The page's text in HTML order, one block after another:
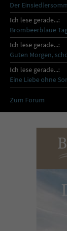
Der
Ich lese gerade...:
Brombeerblaue
Ich lese gerade...:
Guten Morgen,
Ich lese gerade...:
Eine Liebe ohne
Zum Forum